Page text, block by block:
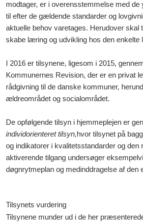
modtager, er i overensstemmelse med de
til efter de gældende standarder og
aktuelle behov varetages. Herudover skal
skabe læring og udvikling hos den enkelte
I 2016 er tilsynene, ligesom i 2015,
Kommunernes Revision, der er en privat
rådgivning til de danske kommuner,
ældreområdet og socialområdet.
De opfølgende tilsyn i hjemmeplejen er
individorienteret tilsyn,hvor tilsynet på
og indikatorer i kvalitetsstandarder og den
aktiverende tilgang undersøger
døgnrytmeplan og medinddragelse af den
Tilsynets vurdering
Tilsynene munder ud i de her